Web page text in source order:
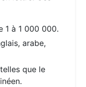
1 à 1 000 000.
arabe,
que le